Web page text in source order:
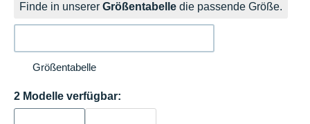
Finde in unserer Größentabelle die passende Größe.
Größentabelle
2 Modelle verfügbar: